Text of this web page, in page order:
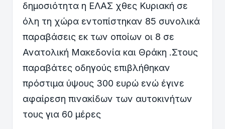
δημοσιότητα η ΕΛΑΣ χθες Κυριακή σε
όλη τη χώρα εντοπίστηκαν 85 συνολικά
παραβάσεις εκ των οποίων οι 8 σε
Ανατολική Μακεδονία και Θράκη .Στους
παραβάτες οδηγούς επιβλήθηκαν
πρόστιμα ύψους 300 ευρώ ενώ έγινε
αφαίρεση πινακίδων των αυτοκινήτων
τους για 60 μέρες